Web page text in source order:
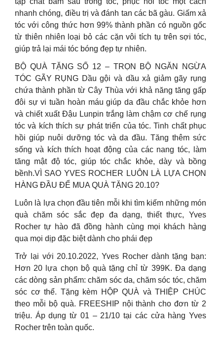
nhanh chóng, điều trị và đánh tan các bã gàu. Giấm xả
tóc với công thức hơn 99% thành phần có nguồn gốc
từ thiên nhiên loại bỏ các cặn vôi tích tụ trên sợi tóc,
giúp trả lại mái tóc bóng đẹp tự nhiên.
BỘ QUÀ TẶNG SỐ 12 – TRỌN BỘ NGĂN NGỪA
TÓC GÃY RỤNG Dầu gội và dầu xả giảm gãy rụng
chứa thành phần từ Cây Thùa với khả năng tăng gấp
đôi sự vi tuần hoàn máu giúp da đầu chắc khỏe hơn
và chiết xuất Đậu Lunpin trắng làm chậm cơ chế rụng
tóc và kích thích sự phát triển của tóc. Tinh chất phục
hồi giúp nuôi dưỡng tóc và da đầu. Tăng thêm sức
sống và kích thích hoạt động của các nang tóc, làm
tăng mật độ tóc, giúp tóc chắc khỏe, dày và bồng
bềnh.VÌ SAO YVES ROCHER LUÔN LÀ LỰA CHỌN
HÀNG ĐẦU ĐỂ MUA QUÀ TẶNG 20.10?
Luôn là lựa chọn đầu tiên mỗi khi tìm kiếm những món
quà chăm sóc sắc đẹp đa dạng, thiết thực, Yves
Rocher tự hào đã đồng hành cùng mọi khách hàng
qua mọi dịp đặc biệt dành cho phái đẹp
Trở lại với 20.10.2022, Yves Rocher dành tặng bạn:
Hơn 20 lựa chọn bộ quà tặng chỉ từ 399K. Đa dạng
các dòng sản phẩm: chăm sóc da, chăm sóc tóc, chăm
sóc cơ thể. Tặng kèm HỘP QUÀ và THIỆP CHÚC
theo mỗi bộ quà. FREESHIP nội thành cho đơn từ 2
triệu. Áp dụng từ 01 – 21/10 tại các cửa hàng Yves
Rocher trên toàn quốc.